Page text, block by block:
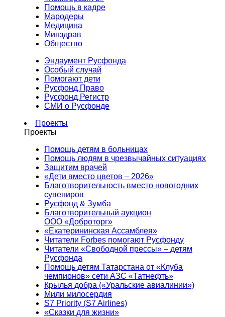
Помощь в кадре
Мародеры
Медицина
Минздрав
Общество
Эндаумент Русфонда
Особый случай
Помогают дети
Русфонд.Право
Русфонд.Регистр
СМИ о Русфонде
Проекты
Проекты
Помощь детям в больницах
Помощь людям в чрезвычайных ситуациях
Защитим врачей
«Дети вместо цветов – 2026»
Благотворительность вместо новогодних
сувениров
Русфонд & Зумба
Благотворительный аукцион
ООО «Доброторг»
«Екатерининская Ассамблея»
Читатели Forbes помогают Русфонду
Читатели «Свободной прессы» – детям
Русфонда
Помощь детям Татарстана от «Клуба
чемпионов» сети АЗС «Татнефть»
Крылья добра («Уральские авиалинии»)
Мили милосердия
S7 Priority (S7 Airlines)
«Сказки для жизни»